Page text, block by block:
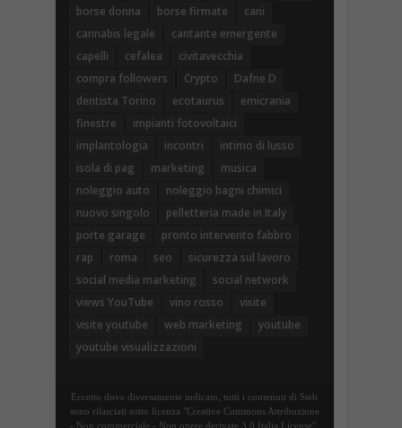
borse donna
borse firmate
cani
cannabis legale
cantante emergente
capelli
cefalea
civitavecchia
compra followers
Crypto
Dafne D
dentista Torino
ecotaurus
emicrania
finestre
impianti fotovoltaici
implantologia
incontri
intimo di lusso
isola di pag
marketing
musica
noleggio auto
noleggio bagni chimici
nuovo singolo
pelletteria made in Italy
porte garage
pronto intervento fabbro
rap
roma seo
sicurezza sul lavoro
social media marketing
social network
views YouTube
vino rosso
visite
visite youtube
web marketing
youtube
youtube visualizzazioni
Eccetto dove diversamente indicato, tutti i contenuti di Steb
sono rilasciati sotto licenza "Creative Commons Attribuzione
- Non commerciale - Non opere derivate 3.0 Italia License".